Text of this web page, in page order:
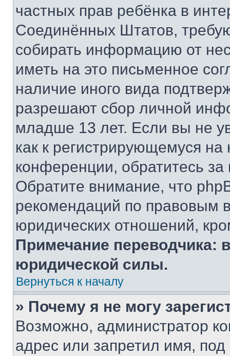
частных прав ребёнка в
Соединённых Штатов,
собирать информацию от
иметь на это письменное
наличие иного вида
разрешают сбор личной
младше 13 лет. Если вы не
как к регистрирующемуся
конференции, обратитесь
Обратите внимание, что
рекомендаций по правовым
юридических отношений,
Примечание переводчика:
юридической силы.
Вернуться к началу
» Почему я не могу
Возможно, администратор
адрес или запретил имя,